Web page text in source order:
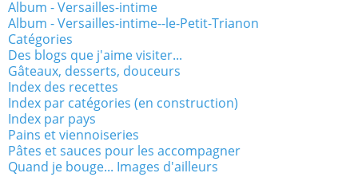
Album - Versailles-intime
Album - Versailles-intime--le-Petit-Trianon
Catégories
Des blogs que j'aime visiter...
Gâteaux, desserts, douceurs
Index des recettes
Index par catégories (en construction)
Index par pays
Pains et viennoiseries
Pâtes et sauces pour les accompagner
Quand je bouge... Images d'ailleurs